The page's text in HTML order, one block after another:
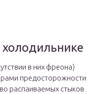
в них фреона)
предосторожности
распаиваемых стыков